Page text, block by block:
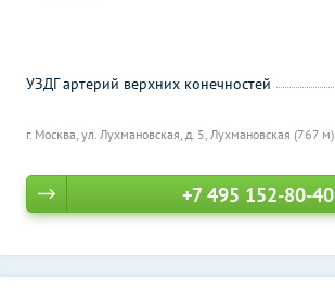
г. Москва, ул. Лухмановская, д. 5, Лухмановская (767 м)
УЗДГ артерий верхних конечностей
+7 495 152-80-40